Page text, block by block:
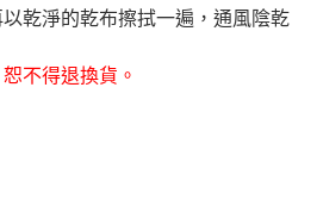
乾淨的乾布擦拭一遍，通風陰乾
不得退換貨。